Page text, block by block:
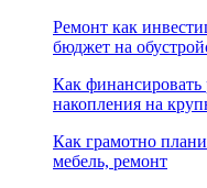
Ремонт как
бюджет на
Как финансировать
накопления на
Как грамотно
мебель, ремонт